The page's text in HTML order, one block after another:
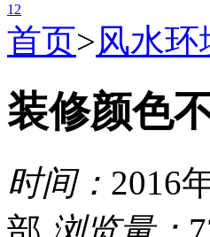
1 2
首页>风水环
装修颜色
时间： 2016